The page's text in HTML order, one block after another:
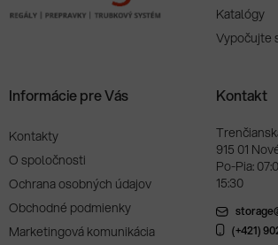
Katalógy
Vypočujte
Informácie pre Vás
Kontakty
O spoločnosti
Ochrana osobných údajov
Obchodné podmienky
Marketingová komunikácia
Kontakt
915 01
Po-Pia:
15:30
(+421)